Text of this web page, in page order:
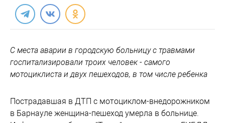
С места аварии в городскую больницу с травмами
госпитализировали троих человек - самого
мотоциклиста и двух пешеходов, в том числе ребенка
Пострадавшая в ДТП с мотоциклом-внедорожником
в Барнауле женщина-пешеход умерла в больнице.